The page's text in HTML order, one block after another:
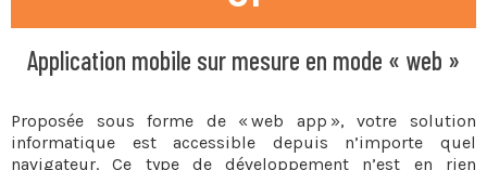
Application mobile sur mesure en mode « web »
Proposée sous forme de « web app », votre solution
informatique est accessible depuis n’importe quel
navigateur. Ce type de développement n’est en rien